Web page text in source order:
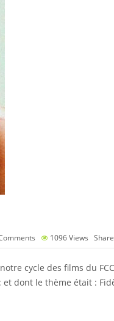
1096Views
cycle des films du
dont le thème était :